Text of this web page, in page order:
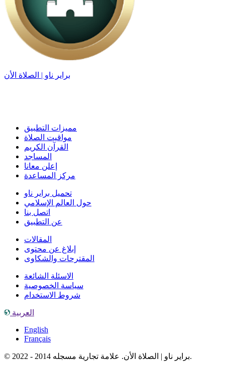
براير ناو | الصلاة الأن
مميزات التطبيق
مواقيت الصلاة
القرآن الكريم
المساجد
إعلن معانا
مركز المساعدة
تحميل براير ناو
حول العالم الإسلامي
اتصل بنا
عن التطبيق
المقالات
إبلاغ عن محتوى
المقترحات والشكاوى
الاسئلة الشائعة
سياسة الخصوصية
شروط الاستخدام
العربية
English
Français
© براير ناو | الصلاة الأن. علامة تجارية مسجله 2014 - 2022.